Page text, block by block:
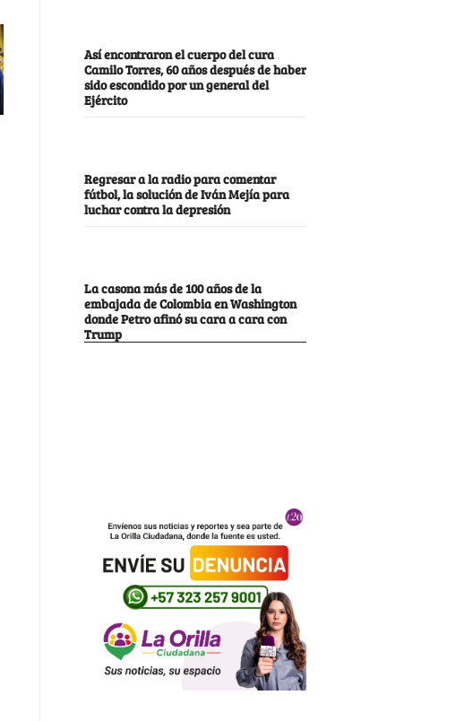
Así encontraron el cuerpo del cura
Camilo Torres, 60 años después de haber
sido escondido por un general del
Ejército
Regresar a la radio para comentar
fútbol, la solución de Iván Mejía para
luchar contra la depresión
La casona más de 100 años de la
embajada de Colombia en Washington
donde Petro afinó su cara a cara con
Trump